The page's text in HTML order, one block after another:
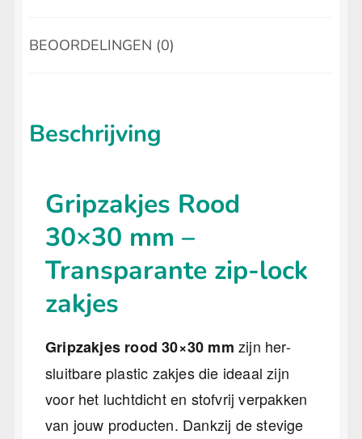
BEOORDELINGEN (0)
Beschrijving
Gripzakjes Rood
30×30 mm –
Transparante zip-lock
zakjes
Gripzakjes rood 30×30 mm zijn her-
sluitbare plastic zakjes die ideaal zijn
voor het luchtdicht en stofvrij verpakken
van jouw producten. Dankzij de stevige